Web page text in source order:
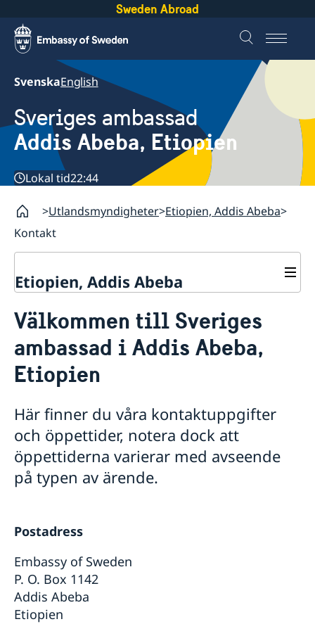
Sweden Abroad
SvenskaEnglish
Sveriges ambassad
Addis Abeba, Etiopien
Lokal tid22:44
Utlandsmyndigheter Etiopien, Addis Abeba
Kontakt
Etiopien, Addis Abeba
Om oss
Ambassadens personal
Sektionen för Administrativa och konsulära frågor
Sektionen för Bilateralt utvecklingssamarbete med
Etiopien
Sektionen för Migration
Sektionen för politik, multilaterala frågor, främjande
och offentlig diplomati
Sektionen för Regionalt utvecklingssamarbete
Praktiktjänstgöring på ambassaden
GDPR
Så stöttar vi svenska företag
Vi är en resurs för svenska företag
Team Sweden
Svenska företag i Etiopien
Anmäl handelshinder
Aktuellt
Resa med minderåriga till Etiopien
Val 2026
80-årsjubileum
Lediga tjänster
Välkommen till Sveriges
ambassad i Addis Abeba,
Etiopien
Här finner du våra kontaktuppgifter
och öppettider, notera dock att
öppettiderna varierar med avseende
på typen av ärende.
Postadress
Embassy of Sweden
P. O. Box 1142
Addis Abeba
Etiopien